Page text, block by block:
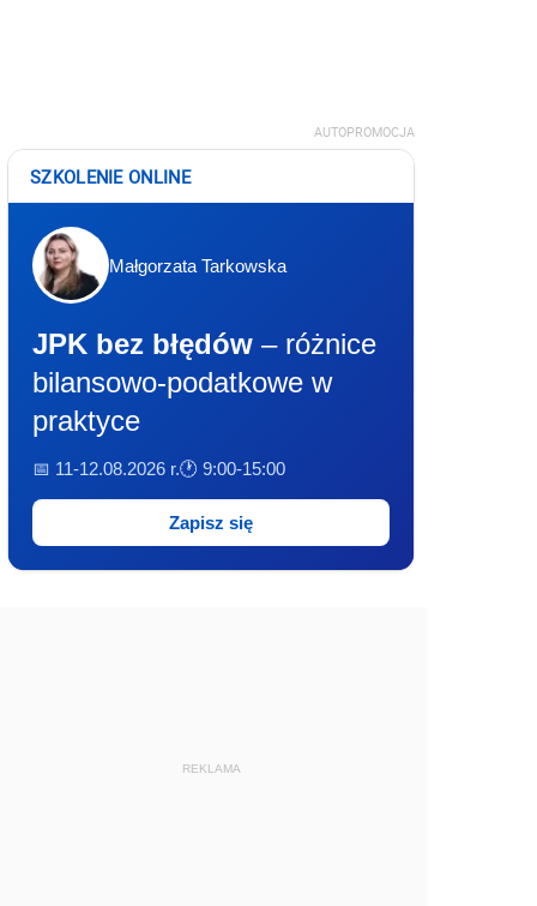
AUTOPROMOCJA
SZKOLENIE ONLINE
Małgorzata Tarkowska
JPK bez błędów – różnice
bilansowo-podatkowe w
praktyce
📅 11-12.08.2026 r.🕐 9:00-15:00
Zapisz się
REKLAMA